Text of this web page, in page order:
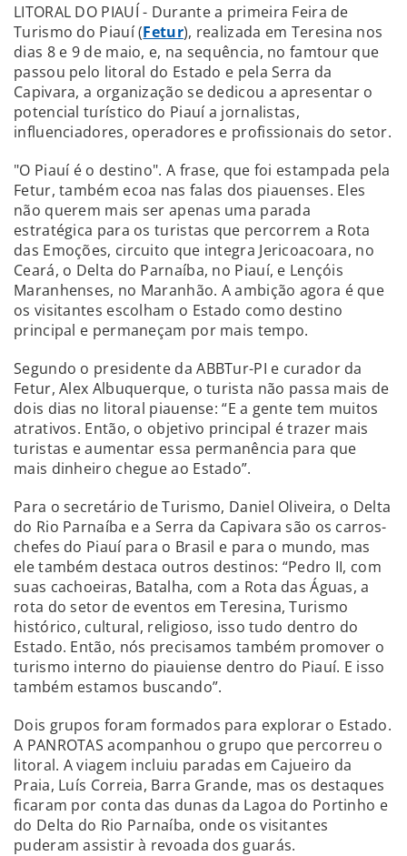
LITORAL DO PIAUÍ - Durante a primeira Feira de
Turismo do Piauí (Fetur), realizada em Teresina nos
dias 8 e 9 de maio, e, na sequência, no famtour que
passou pelo litoral do Estado e pela Serra da
Capivara, a organização se dedicou a apresentar o
potencial turístico do Piauí a jornalistas,
influenciadores, operadores e profissionais do setor.
"O Piauí é o destino". A frase, que foi estampada pela
Fetur, também ecoa nas falas dos piauenses. Eles
não querem mais ser apenas uma parada
estratégica para os turistas que percorrem a Rota
das Emoções, circuito que integra Jericoacoara, no
Ceará, o Delta do Parnaíba, no Piauí, e Lençóis
Maranhenses, no Maranhão. A ambição agora é que
os visitantes escolham o Estado como destino
principal e permaneçam por mais tempo.
Segundo o presidente da ABBTur-PI e curador da
Fetur, Alex Albuquerque, o turista não passa mais de
dois dias no litoral piauense: “E a gente tem muitos
atrativos. Então, o objetivo principal é trazer mais
turistas e aumentar essa permanência para que
mais dinheiro chegue ao Estado”.
Para o secretário de Turismo, Daniel Oliveira, o Delta
do Rio Parnaíba e a Serra da Capivara são os carros-
chefes do Piauí para o Brasil e para o mundo, mas
ele também destaca outros destinos: “Pedro II, com
suas cachoeiras, Batalha, com a Rota das Águas, a
rota do setor de eventos em Teresina, Turismo
histórico, cultural, religioso, isso tudo dentro do
Estado. Então, nós precisamos também promover o
turismo interno do piauiense dentro do Piauí. E isso
também estamos buscando”.
Dois grupos foram formados para explorar o Estado.
A PANROTAS acompanhou o grupo que percorreu o
litoral. A viagem incluiu paradas em Cajueiro da
Praia, Luís Correia, Barra Grande, mas os destaques
ficaram por conta das dunas da Lagoa do Portinho e
do Delta do Rio Parnaíba, onde os visitantes
puderam assistir à revoada dos guarás.